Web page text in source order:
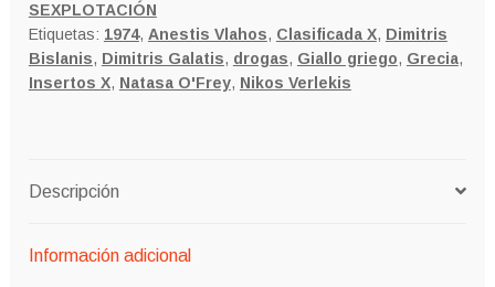
versión
nude
Clasificada
SEXPLOTACIÓN
Etiquetas: 1974, Anestis Vlahos, Clasificada X, Dimitris
Bislanis, Dimitris Galatis, drogas, Giallo griego, Grecia,
Insertos X, Natasa O'Frey, Nikos Verlekis
Descripción
Información adicional